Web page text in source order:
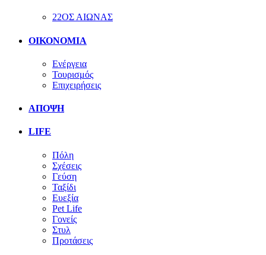
22ΟΣ ΑΙΩΝΑΣ
ΟΙΚΟΝΟΜΙΑ
Ενέργεια
Τουρισμός
Επιχειρήσεις
ΑΠΟΨΗ
LIFE
Πόλη
Σχέσεις
Γεύση
Ταξίδι
Ευεξία
Pet Life
Γονείς
Στυλ
Προτάσεις